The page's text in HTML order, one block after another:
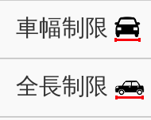
車幅制限
全長制限